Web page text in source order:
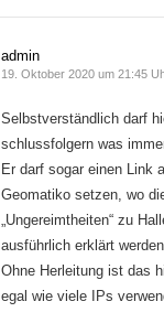
admin
19. Oktober 2020 um 21:45
Selbstverständlich darf
schlussfolgern was
Er darf sogar einen Link
Geomatiko setzen, wo
„Ungereimtheiten“ zu
ausführlich erklärt
Ohne Herleitung ist das
egal wie viele IPs